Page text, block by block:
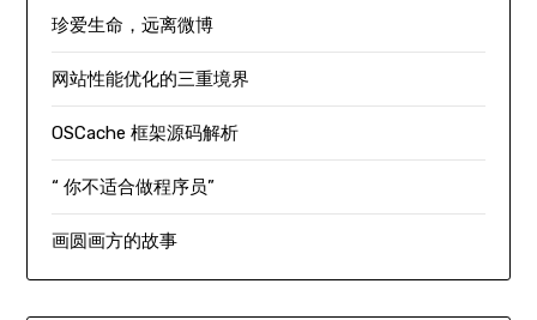
珍爱生命，远离微博
网站性能优化的三重境界
OSCache 框架源码解析
“ 你不适合做程序员”
画圆画方的故事